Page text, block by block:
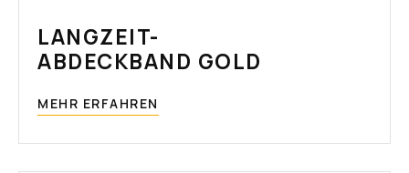
LANGZEIT-
ABDECKBAND GOLD
MEHR ERFAHREN